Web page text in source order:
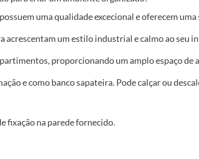
uma qualidade excecional e oferecem
acrescentam um estilo industrial e calmo ao seu
proporcionando um amplo espaço de
e como banco sapateira. Pode calçar ou
fixação na parede fornecido.